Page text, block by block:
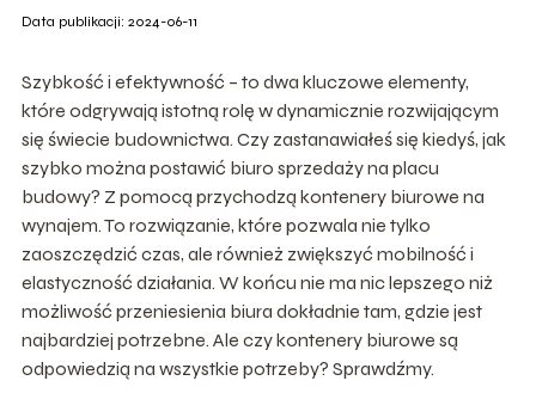
Data publikacji: 2024-06-11
Szybkość i efektywność – to dwa kluczowe elementy,
które odgrywają istotną rolę w dynamicznie rozwijającym
się świecie budownictwa. Czy zastanawiałeś się kiedyś, jak
szybko można postawić biuro sprzedaży na placu
budowy? Z pomocą przychodzą kontenery biurowe na
wynajem. To rozwiązanie, które pozwala nie tylko
zaoszczędzić czas, ale również zwiększyć mobilność i
elastyczność działania. W końcu nie ma nic lepszego niż
możliwość przeniesienia biura dokładnie tam, gdzie jest
najbardziej potrzebne. Ale czy kontenery biurowe są
odpowiedzią na wszystkie potrzeby? Sprawdźmy.